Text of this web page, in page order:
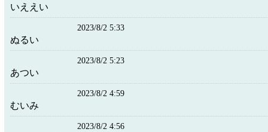
いええい
2023/8/2 5:33
ぬるい
2023/8/2 5:23
あつい
2023/8/2 4:59
むいみ
2023/8/2 4:56